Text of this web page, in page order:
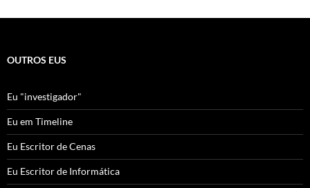
OUTROS EUS
Eu "investigador"
Eu em Timeline
Eu Escritor de Cenas
Eu Escritor de Informática